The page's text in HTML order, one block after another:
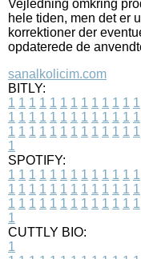
Vejledning omkring
hele tiden, men det er
korrektioner der
opdaterede de
sanalkolicim.com
BITLY:
1 1 1 1 1 1 1 1 1 1 1 1 1
1 1 1 1 1 1 1 1 1 1 1 1 1
1 1 1 1 1 1 1 1 1 1 1 1 1
1
SPOTIFY:
1 1 1 1 1 1 1 1 1 1 1 1 1
1 1 1 1 1 1 1 1 1 1 1 1 1
1 1 1 1 1 1 1 1 1 1 1 1 1
1
CUTTLY BIO:
1